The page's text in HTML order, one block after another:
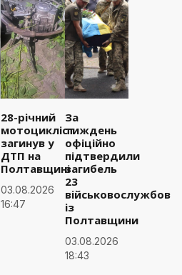
28-річний
мотоцикліст
загинув у
ДТП на
Полтавщині
03.08.2026
16:47
За
тиждень
офіційно
підтвердили
загибель
23
із
Полтавщини
03.08.2026
18:43